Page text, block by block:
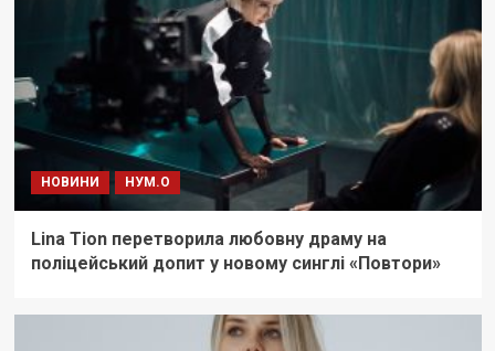
НОВИНИ НУМ.О
Lina Tion перетворила любовну драму на
поліцейський допит у новому синглі «Повтори»